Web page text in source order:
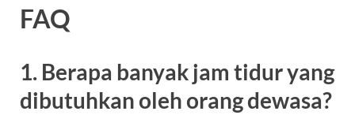
FAQ
1. Berapa banyak jam tidur yang
dibutuhkan oleh orang dewasa?